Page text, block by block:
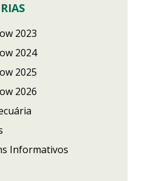
2023
2024
2025
2026
Informativos